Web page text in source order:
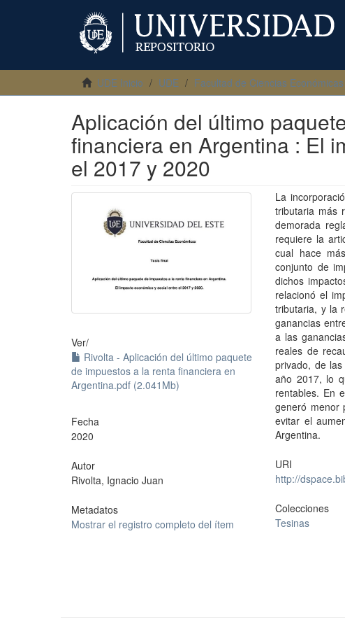
UDE Inicio UDE Facultad de Ciencias Económicas
Aplicación del último
financiera en Argentina : El
el 2017 y 2020
Ver/
Rivolta - Aplicación del último paquete
de impuestos a la renta financiera en
Argentina.pdf (2.041Mb)
Fecha
2020
Autor
Rivolta, Ignacio Juan
Metadatos
Mostrar el registro completo del ítem
La
tributaria más
demorada
requiere la
cual hace
conjunto de
dichos
relacionó el
tributaria, y la
ganancias
a las
reales de
privado, de
año 2017, lo
rentables. En
generó menor
evitar el
Argentina.
URI
http://
Colecciones
Tesinas